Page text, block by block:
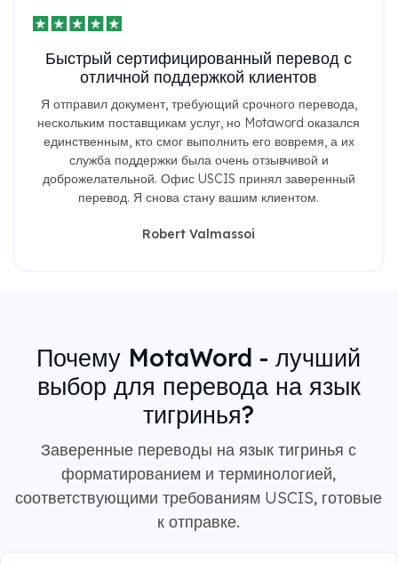
Быстрый сертифицированный перевод с
отличной поддержкой клиентов
Я отправил документ, требующий срочного перевода,
нескольким поставщикам услуг, но Motaword оказался
единственным, кто смог выполнить его вовремя, а их
служба поддержки была очень отзывчивой и
доброжелательной. Офис USCIS принял заверенный
перевод. Я снова стану вашим клиентом.
Robert Valmassoi
Почему MotaWord - лучший
выбор для перевода на язык
тигринья?
Заверенные переводы на язык тигринья с
форматированием и терминологией,
соответствующими требованиям USCIS, готовые
к отправке.